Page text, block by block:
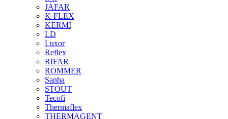
JAFAR
K-FLEX
KERMI
LD
Luxor
Reflex
RIFAR
ROMMER
Sanha
STOUT
Tecofi
Thermaflex
THERMAGENT